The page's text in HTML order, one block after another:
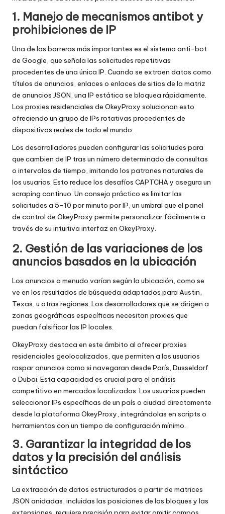
1. Manejo de mecanismos antibot y
prohibiciones de IP
Una de las barreras más importantes es el sistema anti-bot
de Google, que señala las solicitudes repetitivas
procedentes de una única IP. Cuando se extraen datos como
títulos de anuncios, enlaces o enlaces de sitios de la matriz
de anuncios JSON, una IP estática se bloquea rápidamente.
Los proxies residenciales de OkeyProxy solucionan esto
ofreciendo un grupo de IPs rotativas procedentes de
dispositivos reales de todo el mundo.
Los desarrolladores pueden configurar las solicitudes para
que cambien de IP tras un número determinado de consultas
o intervalos de tiempo, imitando los patrones naturales de
los usuarios. Esto reduce los desafíos CAPTCHA y asegura un
scraping continuo. Un consejo práctico es limitar las
solicitudes a 5-10 por minuto por IP, un umbral que el panel
de control de OkeyProxy permite personalizar fácilmente a
través de su intuitiva interfaz en OkeyProxy.
2. Gestión de las variaciones de los
anuncios basados en la ubicación
Los anuncios a menudo varían según la ubicación, como se
ve en los resultados de búsqueda adaptados para Austin,
Texas, u otras regiones. Los desarrolladores que se dirigen a
zonas geográficas específicas necesitan proxies que
puedan falsificar las IP locales.
OkeyProxy destaca en este ámbito al ofrecer proxies
residenciales geolocalizados, que permiten a los usuarios
raspar anuncios como si navegaran desde París, Dusseldorf
o Dubai. Esta capacidad es crucial para el análisis
competitivo en mercados localizados. Los usuarios pueden
seleccionar IPs específicas de un país o ciudad directamente
desde la plataforma OkeyProxy, integrándolas en scripts o
herramientas con un tiempo de configuración mínimo.
3. Garantizar la integridad de los
datos y la precisión del análisis
sintáctico
La extracción de datos estructurados a partir de matrices
JSON anidadas, incluidas las posiciones de los bloques y las